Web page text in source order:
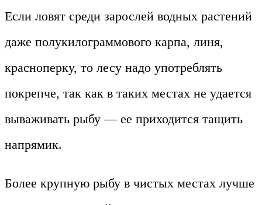
Если ловят среди зарослей водных растений
даже полукилограммового карпа, линя,
красноперку, то лесу надо употреблять
покрепче, так как в таких местах не удается
вываживать рыбу — ее приходится тащить
напрямик.
Более крупную рыбу в чистых местах лучше